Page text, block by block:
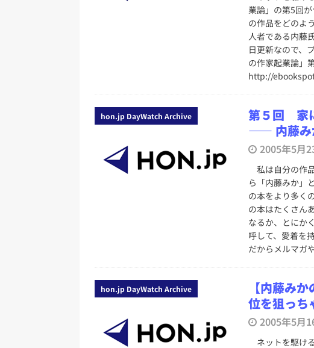
業論」の第5回
の作品をどのよ
人者である内藤
日更新なので、
の作家起業論」
http://
hon.jp DayWatch Archive
第５回 家
―― 内藤み
2005年5月
私は自分の作
ら「内藤みか」
の本をより多く
の本はたくさん
なるか、とにか
呼して、愛着を
だからメルマガ
hon.jp DayWatch Archive
【内藤み
位を狙っち
2005年5月
ネットを駆け